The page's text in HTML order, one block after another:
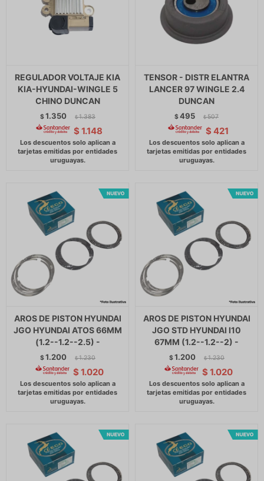
REGULADOR VOLTAJE KIA
KIA-HYUNDAI-WINGLE 5
CHINO DUNCAN
$1.350 $ 1.383
$ 1.148
TENSOR - DISTR ELANTRA
LANCER 97 WINGLE 2.4
DUNCAN
$495 $ 507
$ 421
AROS DE PISTON HYUNDAI
JGO HYUNDAI ATOS 66MM
(1.2--1.2--2.5) -
$1.200 $ 1.230
$ 1.020
AROS DE PISTON HYUNDAI
JGO STD HYUNDAI I10
67MM (1.2--1.2--2) -
$1.200 $ 1.230
$ 1.020